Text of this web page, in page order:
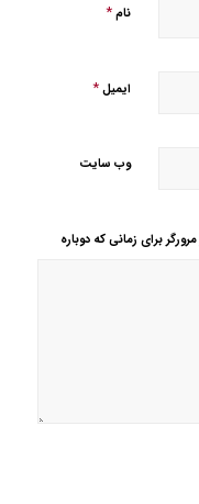
نام*
ایمیل*
وب‌ سایت
برای زمانی که دوباره